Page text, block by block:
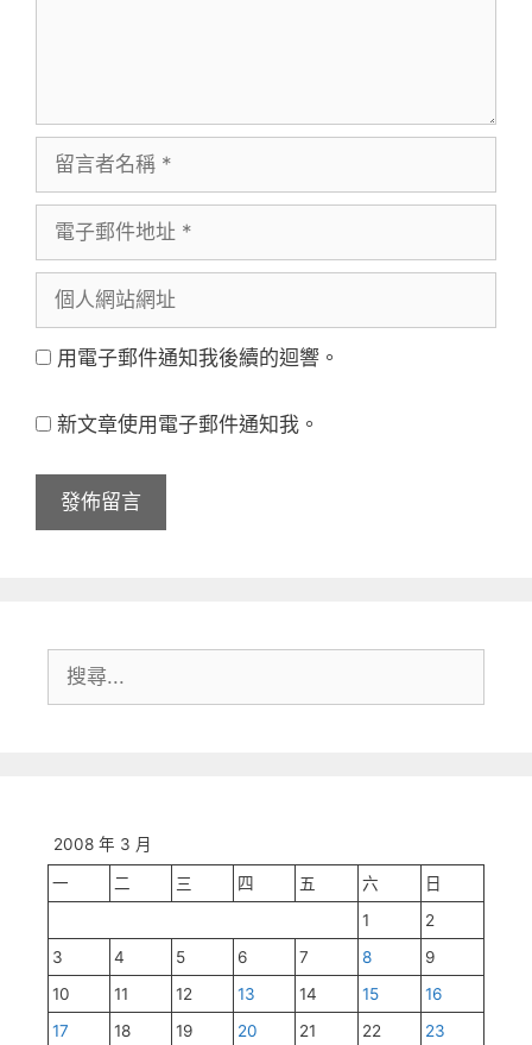
言
名
子
件
地
人
網
網
用電子郵件通知我後續的迴響。
新文章使用電子郵件通知我。
尋:
2008 年 3 月
一 二 三 四 五 六
日
1
2
3
4 5 6 7 8
9
10
11 12 13 14 15
16
17
18 19 20 21 22
23